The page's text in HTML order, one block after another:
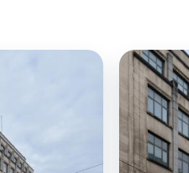
Afbeelding